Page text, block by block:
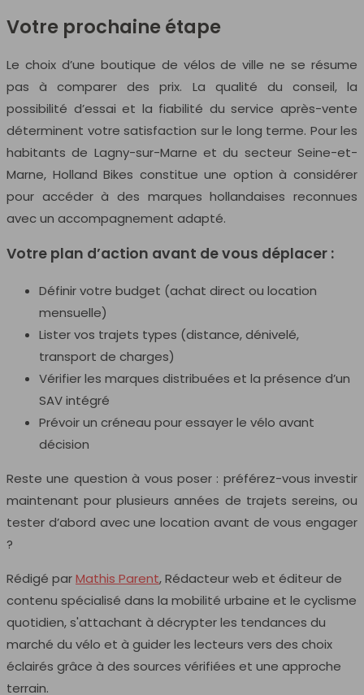
Votre prochaine étape
Le choix d’une boutique de vélos de ville ne se résume
pas à comparer des prix. La qualité du conseil, la
possibilité d’essai et la fiabilité du service après-vente
déterminent votre satisfaction sur le long terme. Pour les
habitants de Lagny-sur-Marne et du secteur Seine-et-
Marne, Holland Bikes constitue une option à considérer
pour accéder à des marques hollandaises reconnues
avec un accompagnement adapté.
Votre plan d’action avant de vous déplacer :
Définir votre budget (achat direct ou location
mensuelle)
Lister vos trajets types (distance, dénivelé,
transport de charges)
Vérifier les marques distribuées et la présence d’un
SAV intégré
Prévoir un créneau pour essayer le vélo avant
décision
Reste une question à vous poser : préférez-vous investir
maintenant pour plusieurs années de trajets sereins, ou
tester d’abord avec une location avant de vous engager
?
Rédigé parMathis Parent, Rédacteur web et éditeur de
contenu spécialisé dans la mobilité urbaine et le cyclisme
quotidien, s'attachant à décrypter les tendances du
marché du vélo et à guider les lecteurs vers des choix
éclairés grâce à des sources vérifiées et une approche
terrain.